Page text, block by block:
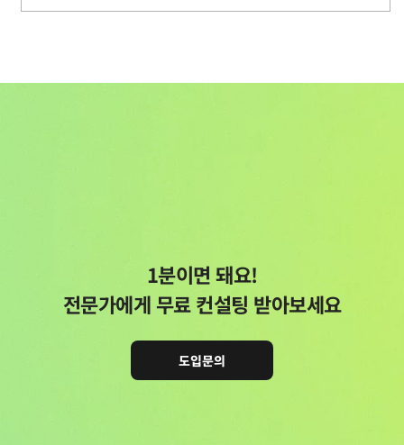
1분이면 돼요!
전문가에게 무료 컨설팅 받아보세요
도입문의